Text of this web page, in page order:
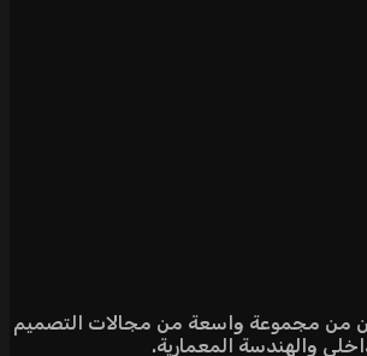
من مجموعة واسعة من مجالات التصميم
والهندسة المعمارية.